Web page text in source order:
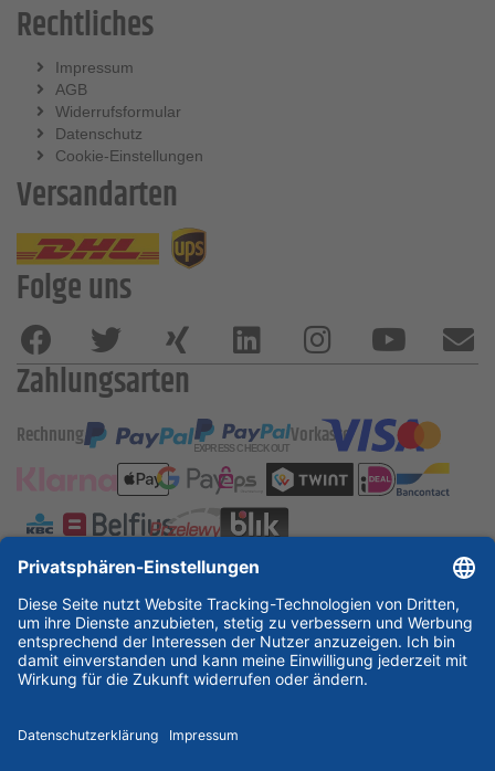
Rechtliches
Impressum
AGB
Widerrufsformular
Datenschutz
Cookie-Einstellungen
Versandarten
Folge uns
Zahlungsarten
Rechnung Vorkasse
ESSKA International
new
new new